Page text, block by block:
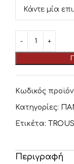
Κωδικός
Κατηγορίες:
Ετικέτα:
Περιγραφή